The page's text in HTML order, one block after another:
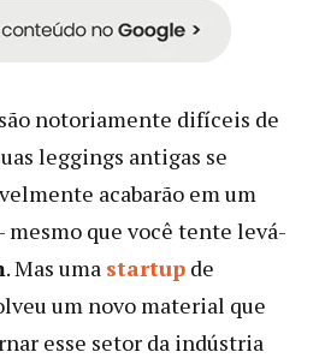
são notoriamente difíceis de
leggings antigas se
acabarão em um
mesmo que você tente levá-
. Mas uma startup de
um novo material que
esse setor da indústria